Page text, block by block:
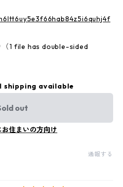
（1 file has double-sided
available
out
お住まいの方向け
通報する